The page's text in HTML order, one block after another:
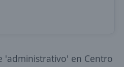
'administrativo' en Centro